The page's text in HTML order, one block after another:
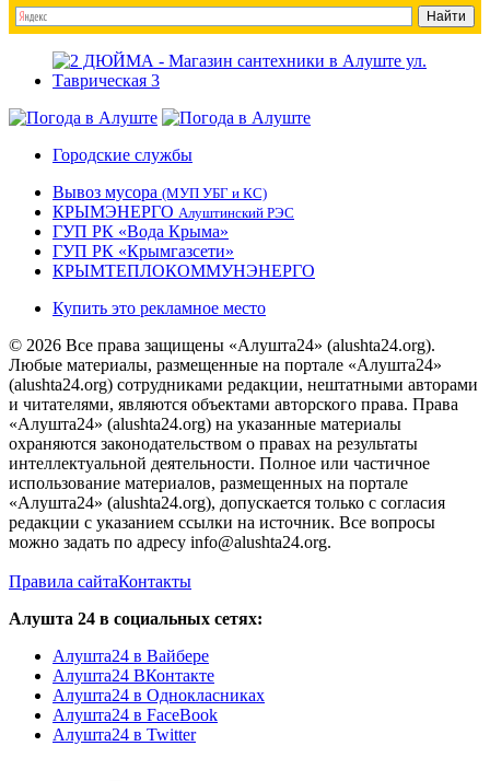
Городские службы
Вывоз мусора (МУП УБГ и КС)
КРЫМЭНЕРГО Алуштинский РЭС
ГУП РК «Вода Крыма»
ГУП РК «Крымгазсети»
КРЫМТЕПЛОКОММУНЭНЕРГО
Купить это рекламное место
© 2026 Все права защищены «Алушта24» (alushta24.org).
Любые материалы, размещенные на портале «Алушта24»
(alushta24.org) сотрудниками редакции, нештатными авторами
и читателями, являются объектами авторского права. Права
«Алушта24» (alushta24.org) на указанные материалы
охраняются законодательством о правах на результаты
интеллектуальной деятельности. Полное или частичное
использование материалов, размещенных на портале
«Алушта24» (alushta24.org), допускается только с согласия
редакции с указанием ссылки на источник. Все вопросы
можно задать по адресу info@alushta24.org.
Правила сайтаКонтакты
Алушта 24 в социальных сетях:
Алушта24 в Вайбере
Алушта24 ВКонтакте
Алушта24 в Однокласниках
Алушта24 в FaceBook
Алушта24 в Twitter